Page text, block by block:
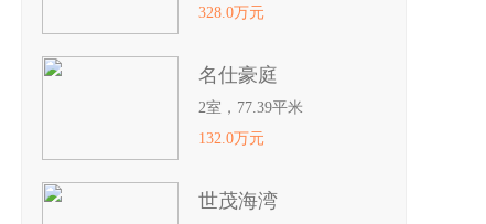
328.0万元
名仕豪庭
2室，77.39平米
132.0万元
世茂海湾